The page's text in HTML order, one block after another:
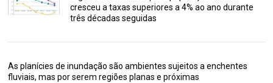
cresceu a taxas superiores a 4% ao ano durante
três décadas seguidas
As planícies de inundação são ambientes sujeitos a enchentes
fluviais, mas por serem regiões planas e próximas